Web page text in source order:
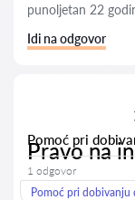
punoljetan 22
Idi na odgovor
Pomoć pri
Pravo na
1 odgovor
Pomoć pri dobivanju